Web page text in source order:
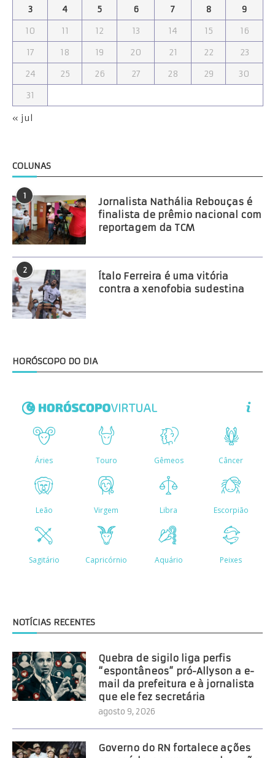
3
4 5 6 7 8
9
10
11 12 13 14 15
16
17
18 19 20 21 22
23
24
25 26 27 28 29
30
31
« jul
COLUNAS
1
Jornalista Nathália Rebouças é
finalista de prêmio nacional com
reportagem da TCM
2
Ítalo Ferreira é uma vitória
contra a xenofobia sudestina
HORÓSCOPO DO DIA
NOTÍCIAS RECENTES
Quebra de sigilo liga perfis
“espontâneos” pró-Allyson a e-
mail da prefeitura e à jornalista
que ele fez secretária
agosto 9, 2026
Governo do RN fortalece ações